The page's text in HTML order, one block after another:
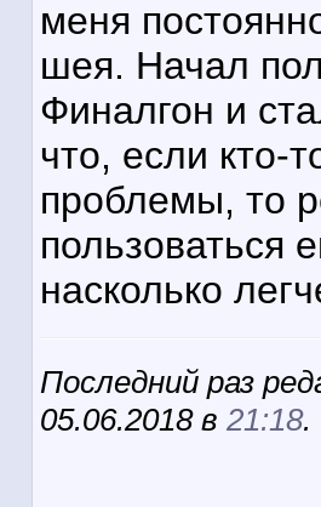
меня
шея. Начал
Финалгон и
что, если кто-
проблемы, то
пользоваться
насколько
Последний раз
05.06.2018 в 21:18.